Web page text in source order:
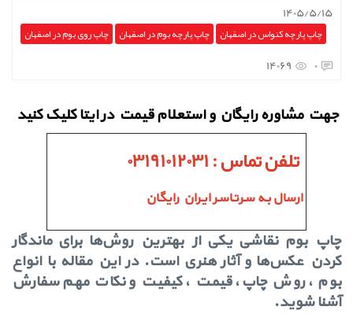
1405/5/15
چاپ پارچه کنواس در اصفهان چاپ پارچه بوم در اصفهان چاپ روی بوم در اصفهان
0
14069
جهت مشاوره رایگان و استعلام قیمت در ایتا کلیک کنید
تلفن تماس : 03191012031
ارسال بـه سـرتـاسـر ایـران رایگـان
چاپ بوم نقاشی یکی از بهترین روش‌ها برای ماندگار
کردن عکس‌ها و آثار هنری است. در این مقاله با انواع
بوم ، روش چاپ، قیمت ، کیفیت و نکات مهم سفارش
آشنا شوید.